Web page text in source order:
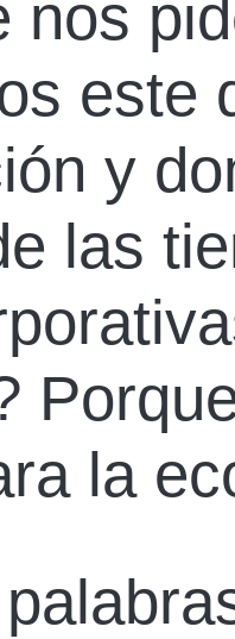
nos
este
y
las
la